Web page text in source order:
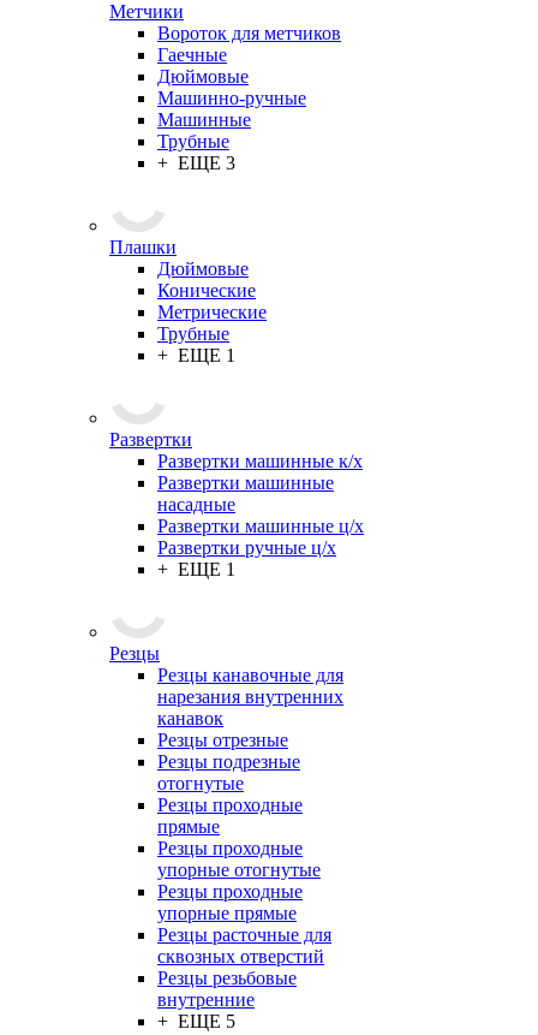
Метчики
Вороток для метчиков
Гаечные
Дюймовые
Машинно-ручные
Машинные
Трубные
+ ЕЩЕ 3
Плашки
Дюймовые
Конические
Метрические
Трубные
+ ЕЩЕ 1
Развертки
Развертки машинные к/х
Развертки машинные
насадные
Развертки машинные ц/х
Развертки ручные ц/х
+ ЕЩЕ 1
Резцы
Резцы канавочные для
нарезания внутренних
канавок
Резцы отрезные
Резцы подрезные
отогнутые
Резцы проходные
прямые
Резцы проходные
упорные отогнутые
Резцы проходные
упорные прямые
Резцы расточные для
сквозных отверстий
Резцы резьбовые
внутренние
+ ЕЩЕ 5